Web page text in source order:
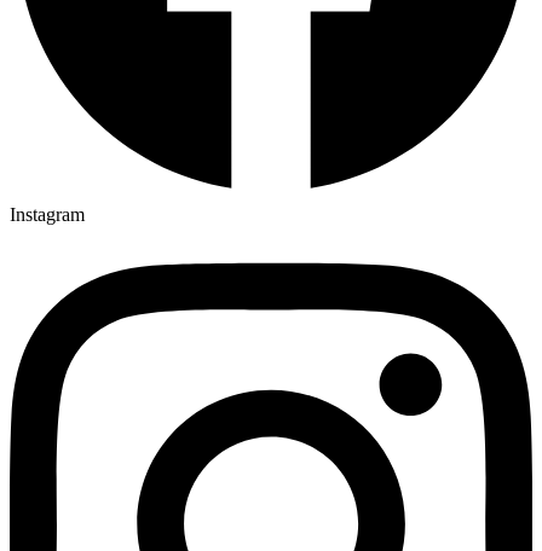
Instagram